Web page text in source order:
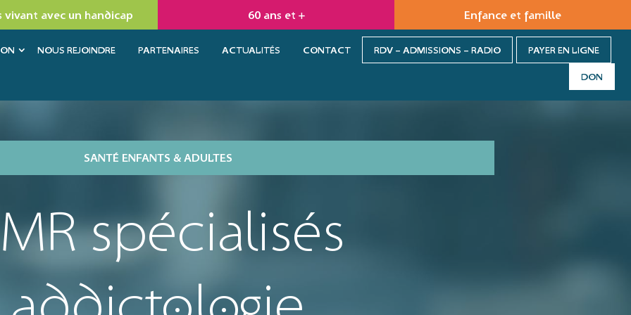
vivant avec un handicap 60 ans et + Enfance et famille
NOUS REJOINDRE PARTENAIRES ACTUALITÉS CONTACT RDV – ADMISSIONS – RADIO PAYER EN LIGNE
DON
SANTÉ ENFANTS & ADULTES
spécialisés